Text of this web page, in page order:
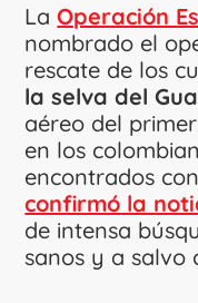
LaOperación
nombrado el
rescate de los
la selva del
aéreo del
en los
encontrados
confirmó la
de intensa
sanos y a salvo